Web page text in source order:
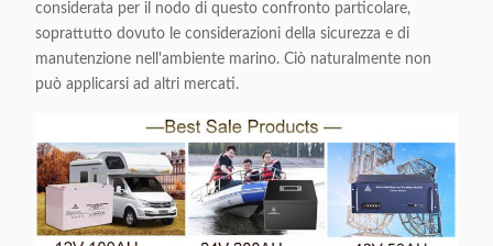
considerata per il nodo di questo confronto particolare,
soprattutto dovuto le considerazioni della sicurezza e di
manutenzione nell'ambiente marino. Ciò naturalmente non
può applicarsi ad altri mercati.